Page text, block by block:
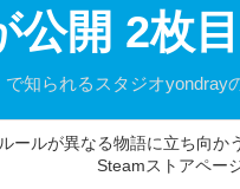
公開 2枚
で知られるスタジオyondray